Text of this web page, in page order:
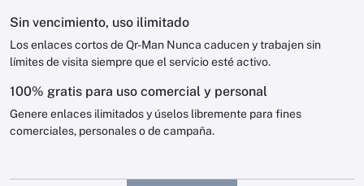
Sin vencimiento, uso ilimitado
Los enlaces cortos de Qr-Man Nunca caducen y trabajen sin
límites de visita siempre que el servicio esté activo.
100% gratis para uso comercial y personal
Genere enlaces ilimitados y úselos libremente para fines
comerciales, personales o de campaña.